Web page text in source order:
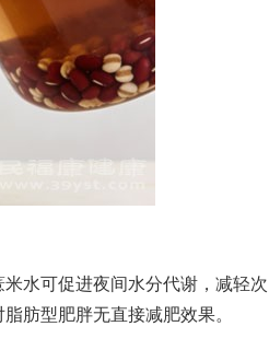
水可促进夜间水分代谢，减轻次
肪型肥胖无直接减肥效果。